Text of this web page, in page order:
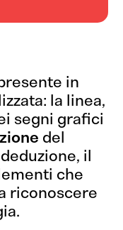
in
la linea,
segni grafici
del
il
che
riconoscere